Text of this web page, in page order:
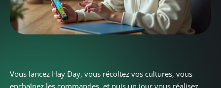
Vous lancez Hay Day, vous récoltez vos cultures, vous
enchaînez les commandes, et puis un jour vous réalisez